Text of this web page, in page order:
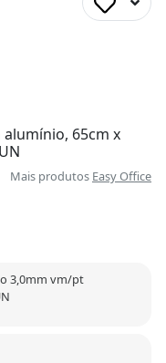
65cm x
Mais produtos Easy Office
3,0mm vm/pt